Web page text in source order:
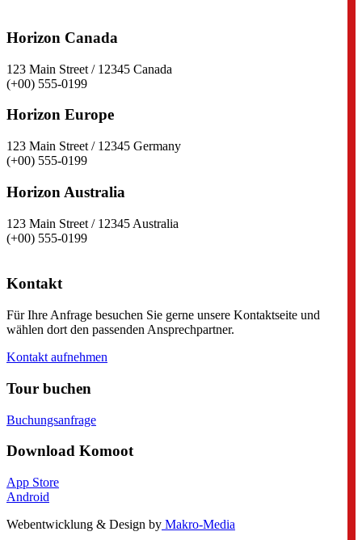
Horizon Canada
123 Main Street / 12345 Canada
(+00) 555-0199
Horizon Europe
123 Main Street / 12345 Germany
(+00) 555-0199
Horizon Australia
123 Main Street / 12345 Australia
(+00) 555-0199
Kontakt
Für Ihre Anfrage besuchen Sie gerne unsere Kontaktseite und
wählen dort den passenden Ansprechpartner.
Kontakt aufnehmen
Tour buchen
Buchungsanfrage
Download Komoot
App Store
Android
Webentwicklung & Design by Makro-Media